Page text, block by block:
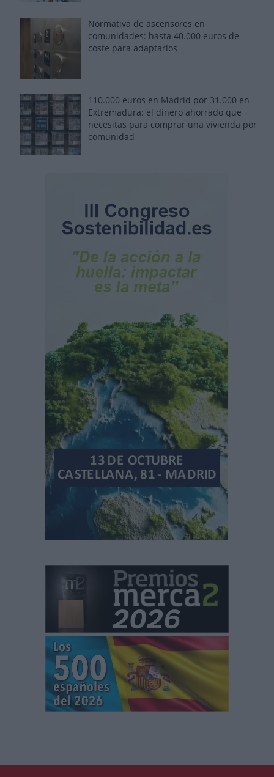
Normativa de ascensores en
comunidades: hasta 40.000 euros de
coste para adaptarlos
110.000 euros en Madrid por 31.000 en
Extremadura: el dinero ahorrado que
necesitas para comprar una vivienda por
comunidad